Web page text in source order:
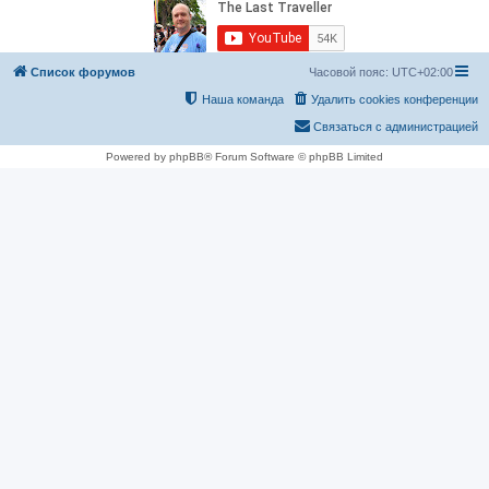
Список форумов Часовой пояс: UTC+02:00
Удалить cookies конференции
Наша команда
Связаться с администрацией
Powered by phpBB® Forum Software © phpBB Limited